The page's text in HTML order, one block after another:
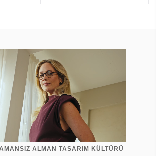
ALMAN TASARIM KÜLTÜRÜ